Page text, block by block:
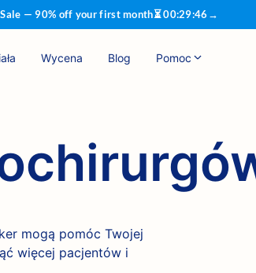
Sale — 90% off your first month⏳00:29:45 →
Wycena Blog Pomoc
mogą pomóc Twojej
więcej pacjentów i